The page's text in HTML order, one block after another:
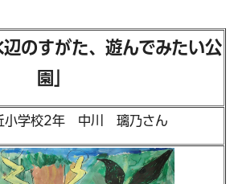
辺のすがた、遊んでみたい公
園」
小学校2年 中川 璃乃さん